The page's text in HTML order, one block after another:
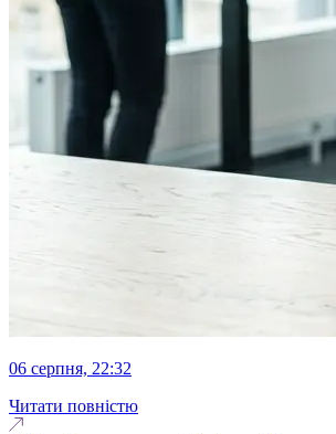
06 серпня, 22:32
Читати повністю